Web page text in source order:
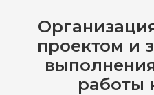
проектом и
работы